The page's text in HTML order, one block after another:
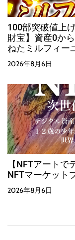
100部突破値上
財宝】資産0か
ねたミルフィー
2026年8月6日
【NFTアート
NFTマーケット
2026年8月6日